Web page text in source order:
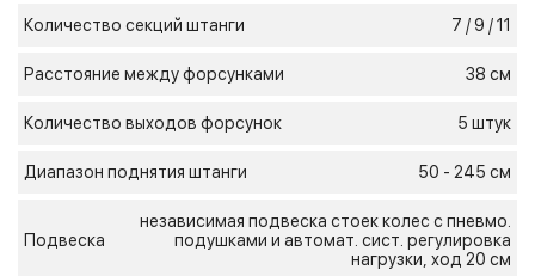
Количество секций штанги 7 / 9 / 11
Расстояние между форсунками 38 см
Количество выходов форсунок 5 штук
Диапазон поднятия штанги 50 - 245 см
Подвеска
независимая подвеска стоек колес с пневмо.
подушками и автомат. сист. регулировка
нагрузки, ход 20 см